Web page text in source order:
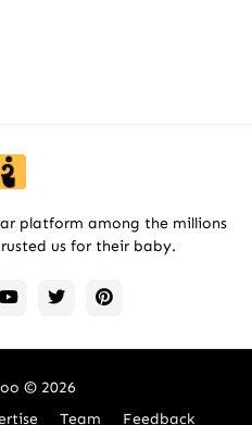
platform among the millions
us for their baby.
© 2026
Team Feedback